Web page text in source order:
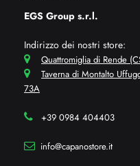
EGS Group s.r.l.
Indirizzo dei nostri store:
Quattromiglia di Rende
Taverna di Montalto
73A
+39 0984 404403
info@capanostore.it